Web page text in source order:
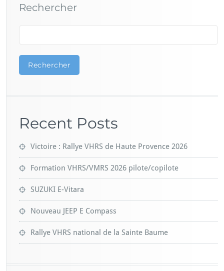
Rechercher
Rechercher
Recent Posts
Victoire : Rallye VHRS de Haute Provence 2026
Formation VHRS/VMRS 2026 pilote/copilote
SUZUKI E-Vitara
Nouveau JEEP E Compass
Rallye VHRS national de la Sainte Baume